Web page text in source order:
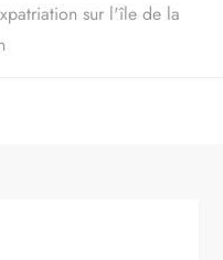
sur l'île de la